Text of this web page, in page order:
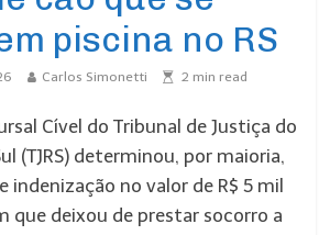
piscina no RS
Carlos Simonetti 2 min read
Cível do Tribunal de Justiça do
(TJRS) determinou, por maioria,
indenização no valor de R$ 5 mil
que deixou de prestar socorro a